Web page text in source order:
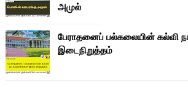
அமுல்
பேராதனைப் பல்கலையின் கல்வி
இடைநிறுத்தம்